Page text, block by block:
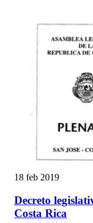
18 feb 2019
Decreto
Costa Rica